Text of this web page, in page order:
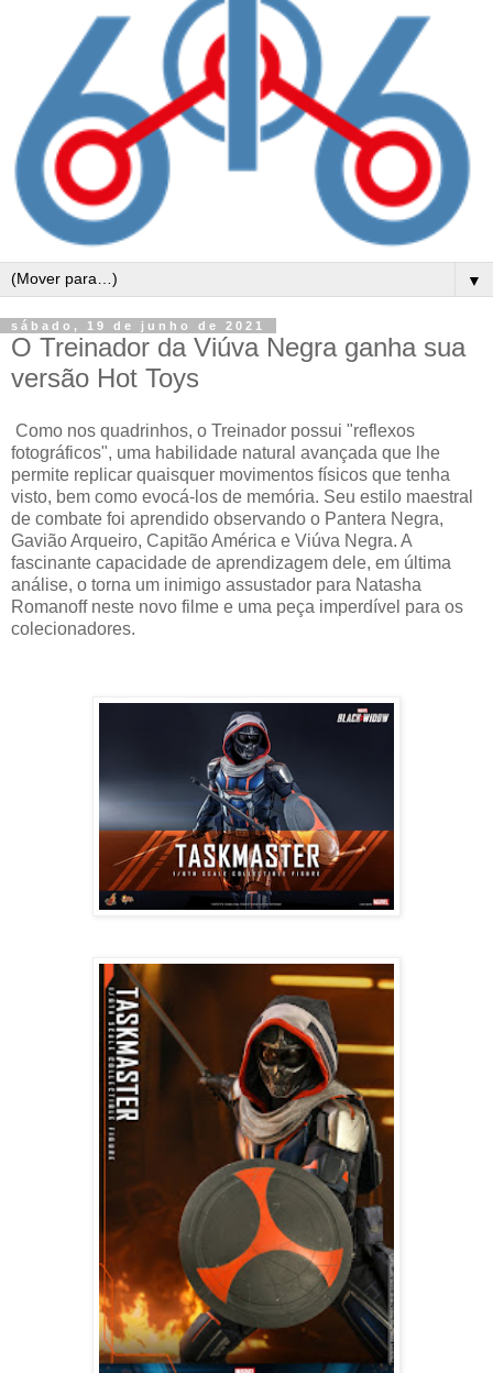
▼
sábado, 19 de junho de 2021
O Treinador da Viúva Negra ganha sua
versão Hot Toys
Como nos quadrinhos, o Treinador possui "reflexos
fotográficos", uma habilidade natural avançada que lhe
permite replicar quaisquer movimentos físicos que tenha
visto, bem como evocá-los de memória. Seu estilo maestral
de combate foi aprendido observando o Pantera Negra,
Gavião Arqueiro, Capitão América e Viúva Negra. A
fascinante capacidade de aprendizagem dele, em última
análise, o torna um inimigo assustador para Natasha
Romanoff neste novo filme e uma peça imperdível para os
colecionadores.